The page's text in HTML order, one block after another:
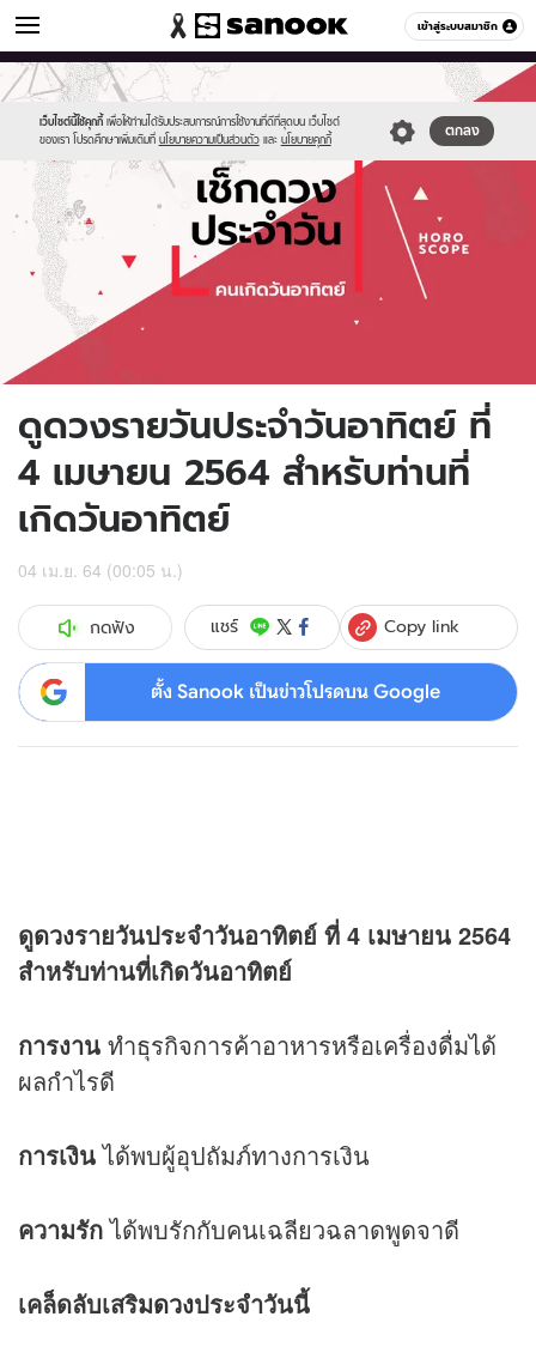
เข้าสู่ระบบสมาชิก
ดูดวง หมวดอื่นๆ
เว็บไซต์นี้ใช้คุกกี้ เพื่อให้ท่านได้รับประสบการณ์การใช้งานที่ดีที่สุดบน เว็บไซต์
ของเรา โปรดศึกษาเพิ่มเติมที่ นโยบายความเป็นส่วนตัว และ นโยบายคุกกี้
ตกลง
Sanook
//s.isanook.com/sr/0/images/logo-
new-
sanook.png
600
60
//s.isanook.com/ho/0/ud/fxd/day/daily-
horoscope-
sunday.jpg
ดูดวงรายวันประจำวันอาทิตย์ ที่
4 เมษายน 2564 สำหรับท่านที่
เกิดวันอาทิตย์
04 เม.ย. 64 (00:05 น.)
กดฟัง แชร์ Copy link
ตั้ง Sanook เป็นข่าวโปรดบน Google
ดูดวงรายวันประจำวันอาทิตย์ ที่ 4 เมษายน 2564
สำหรับท่านที่เกิดวันอาทิตย์
การงาน ทำธุรกิจการค้าอาหารหรือเครื่องดื่มได้
ผลกำไรดี
การเงินได้พบผู้อุปถัมภ์ทางการเงิน
ความรักได้พบรักกับคนเฉลียวฉลาดพูดจาดี
เคล็ดลับเสริมดวงประจำวันนี้